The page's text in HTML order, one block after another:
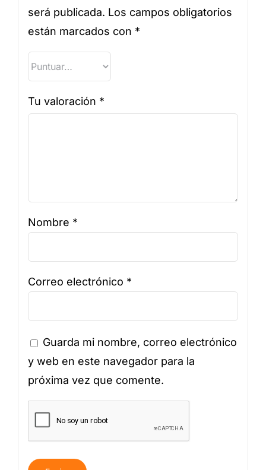
será publicada. Los campos obligatorios
están marcados con *
Tu valoración *
Nombre *
Correo electrónico *
Guarda mi nombre, correo electrónico
y web en este navegador para la
próxima vez que comente.